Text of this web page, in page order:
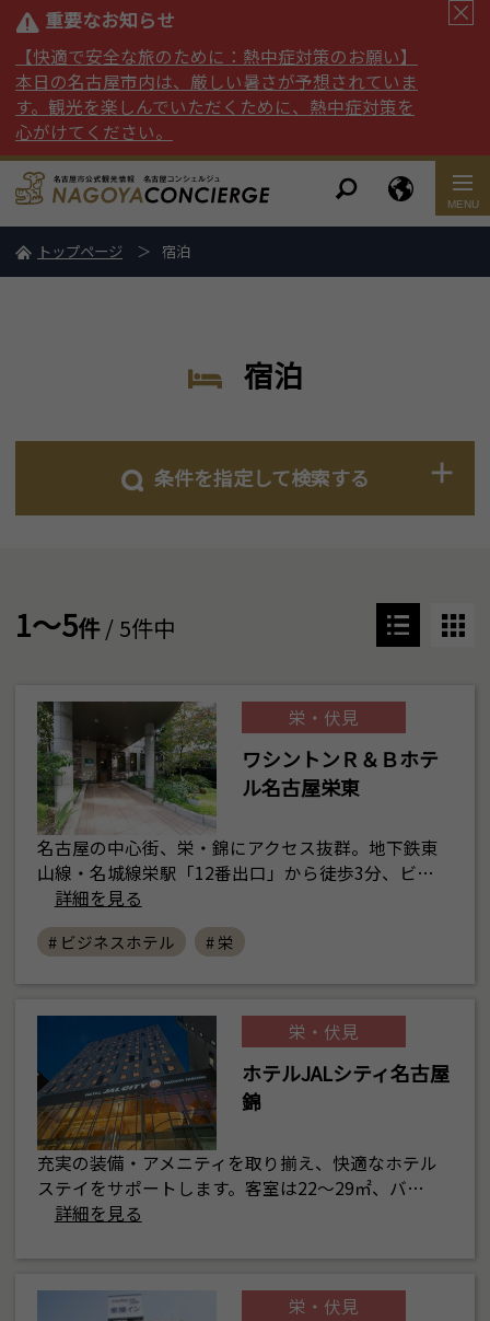
重要なお知らせ
【快適で安全な旅のために：熱中症対策のお願い】
本日の名古屋市内は、厳しい暑さが予想されていま
す。観光を楽しんでいただくために、熱中症対策を
心がけてください。
トップページ 宿泊
宿泊
条件を指定して検索する
1～5件/ 5件中
栄・伏見
ワシントンＲ＆Ｂホテ
ル名古屋栄東
名古屋の中心街、栄・錦にアクセス抜群。地下鉄東
山線・名城線栄駅「12番出口」から徒歩3分、ビ…
詳細を見る
# ビジネスホテル # 栄
栄・伏見
ホテルJALシティ名古屋
錦
充実の装備・アメニティを取り揃え、快適なホテル
ステイをサポートします。客室は22～29㎡、バ…
詳細を見る
栄・伏見